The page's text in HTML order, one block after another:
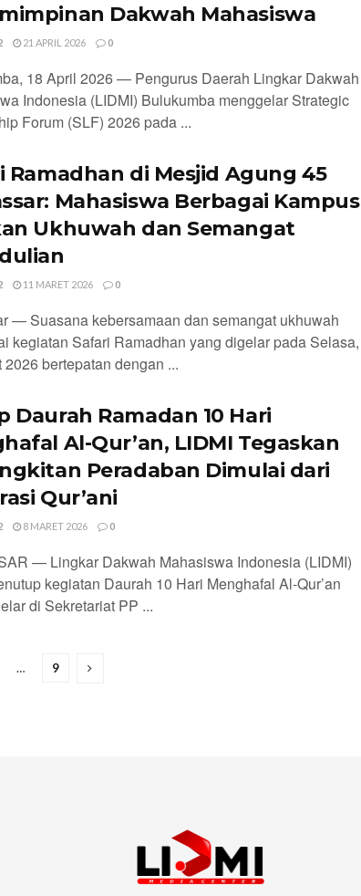
Dakwah Mahasiswa
21 APRIL 2026 0
18 April 2026 — Pengurus Daerah Lingkar Dakwah
Indonesia (LIDMI) Bulukumba menggelar Strategic
Forum (SLF) 2026 pada ...
Ramadhan di Mesjid Agung 45
Mahasiswa Berbagai Kampus
Ukhuwah dan Semangat
11 MARET 2026 0
— Suasana kebersamaan dan semangat ukhuwah
kegiatan Safari Ramadhan yang digelar pada Selasa,
2026 bertepatan dengan ...
Daurah Ramadan 10 Hari
Al-Qur’an, LIDMI Tegaskan
Peradaban Dimulai dari
Qur’ani
8 MARET 2026 0
— Lingkar Dakwah Mahasiswa Indonesia (LIDMI)
kegiatan Daurah 10 Hari Menghafal Al-Qur’an
di Sekretariat PP ...
… 9